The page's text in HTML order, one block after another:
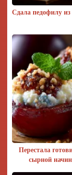
Сдала педофилу
Перестала
сырной